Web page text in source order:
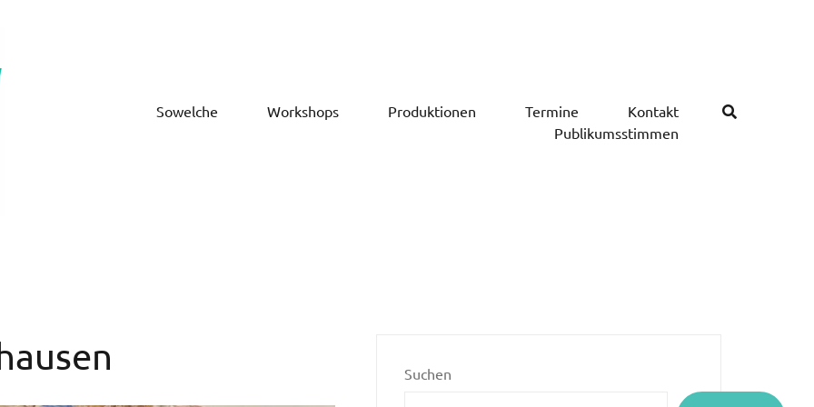
Sowelche Workshops Produktionen Termine
Kontakt
Publikumsstimmen
Suchen